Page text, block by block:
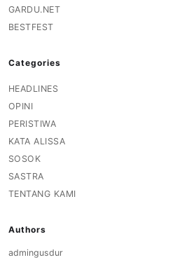
GARDU.NET
BESTFEST
Categories
HEADLINES
OPINI
PERISTIWA
KATA ALISSA
SOSOK
SASTRA
TENTANG KAMI
Authors
admingusdur